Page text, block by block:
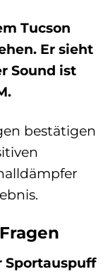
Tucson
Er sieht
Sound ist
bestätigen
Sportauspuff